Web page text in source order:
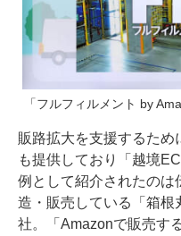
「フルフィルメント by
販路拡大を支援するため
も提供しており「越境
例として紹介されたのは
造・販売している「箱根
社。「Amazonで販売す